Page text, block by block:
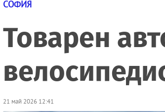
СОФИЯ
Товарен
21 май 2026 12:41